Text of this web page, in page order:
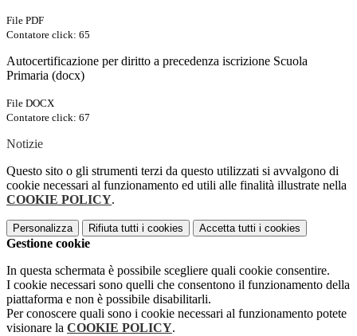
File PDF
Contatore click: 65
Autocertificazione per diritto a precedenza iscrizione Scuola
Primaria (docx)
File DOCX
Contatore click: 67
Notizie
Questo sito o gli strumenti terzi da questo utilizzati si avvalgono di
cookie necessari al funzionamento ed utili alle finalità illustrate nella
COOKIE POLICY.
Personalizza Rifiuta tutti i cookies Accetta tutti i cookies
Gestione cookie
In questa schermata è possibile scegliere quali cookie consentire.
I cookie necessari sono quelli che consentono il funzionamento della
piattaforma e non è possibile disabilitarli.
Per conoscere quali sono i cookie necessari al funzionamento potete
visionare la COOKIE POLICY.